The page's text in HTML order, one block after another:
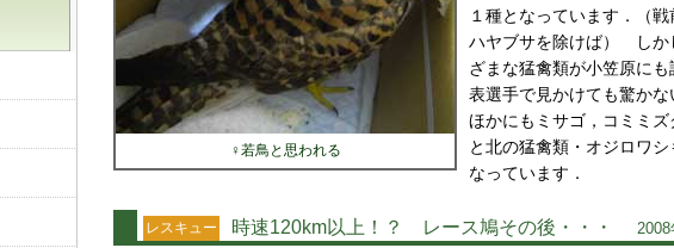
♀若鳥と思われる
１種となっています．（
ハヤブサを除けば） しか
ざまな猛禽類が小笠原に
表選手で見かけても驚かな
ほかにもミサゴ，コミミ
と北の猛禽類・オジロワ
なっています．
レスキュー 時速120km以上！？ レース鳩その後・・・